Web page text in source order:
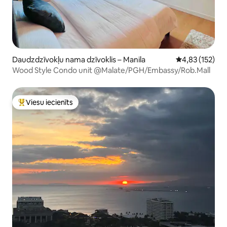
Daudzdzīvokļu nama dzīvoklis – Manila Vidējais
4,83 (152)
Wood Style Condo unit @Malate/PGH/Embassy/Rob.Mall
Populārs viesu iecienīts mājoklis
Viesu iecienīts